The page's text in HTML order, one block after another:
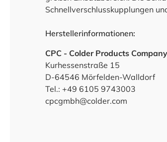
Schnellverschlusskupplungen
Herstellerinformationen:
CPC - Colder Products
Kurhessenstraße 15
D-64546 Mörfelden-Walldorf
Tel.: +49 6105 9743003
cpcgmbh@colder.com